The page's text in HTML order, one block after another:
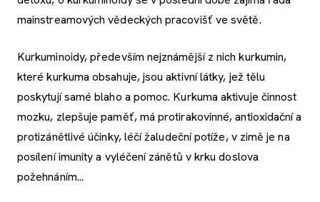
mainstreamových vědeckých pracovišť ve světě.
Kurkuminoidy, především nejznámější z nich kurkumin,
které kurkuma obsahuje, jsou aktivní látky, jež tělu
poskytují samé blaho a pomoc. Kurkuma aktivuje činnost
mozku, zlepšuje paměť, má protirakovinné, antioxidační a
protizánětlivé účinky, léčí žaludeční potíže, v zimě je na
posílení imunity a vyléčení zánětů v krku doslova
požehnáním...